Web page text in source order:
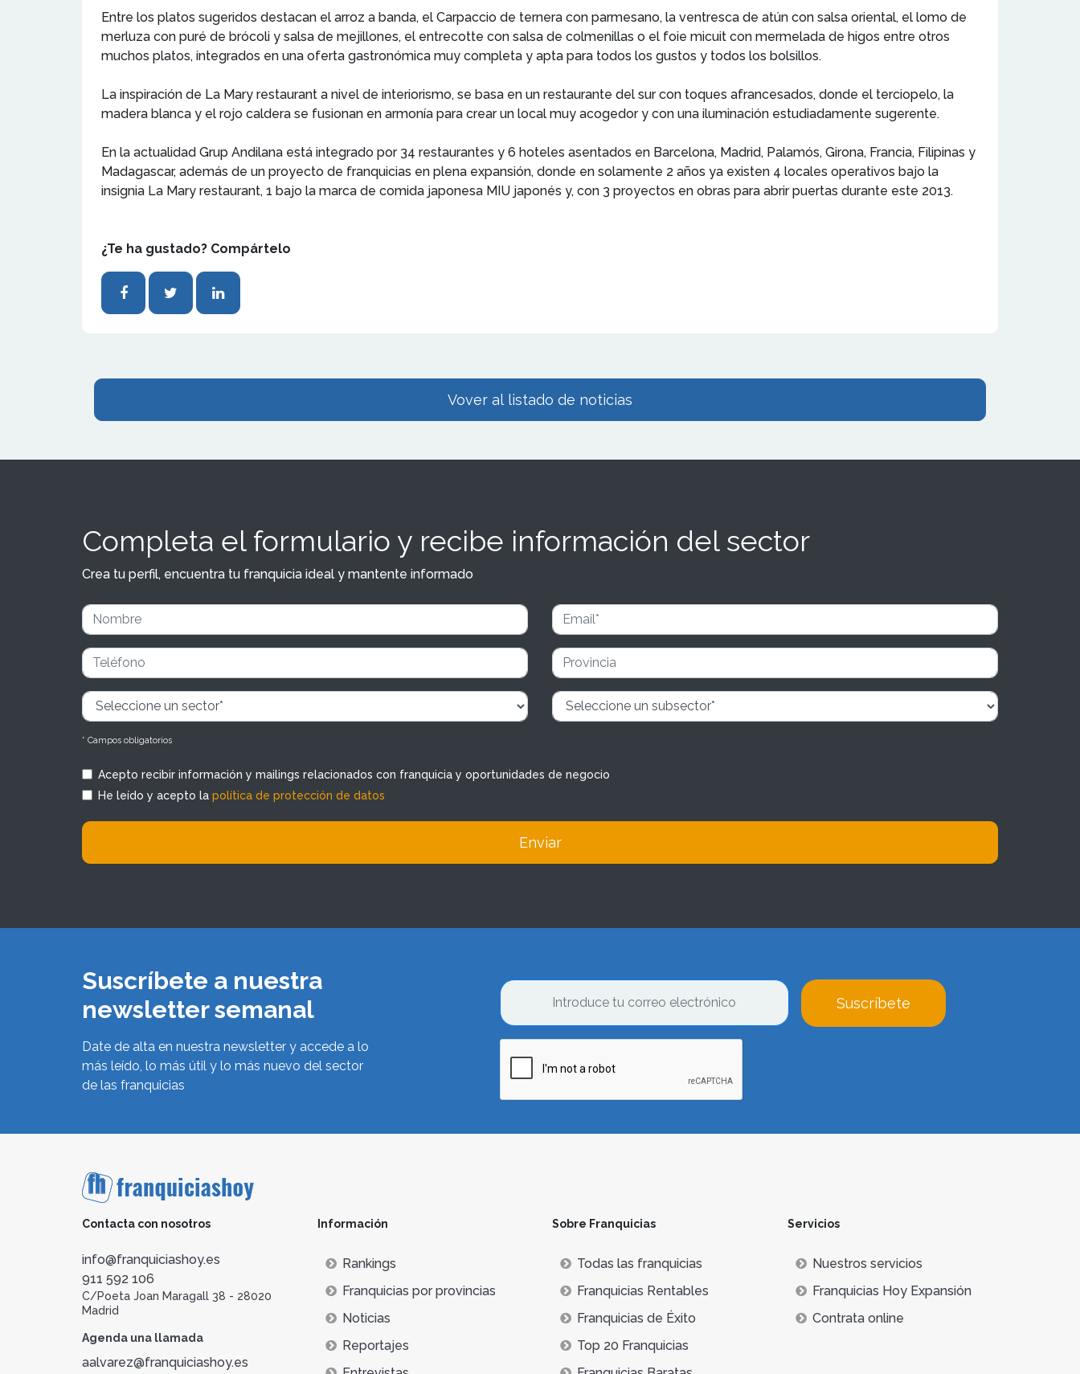
Entre los platos sugeridos destacan el arroz a banda, el Carpaccio de ternera con parmesano, la ventresca de atún con salsa oriental, el lomo de
merluza con puré de brócoli y salsa de mejillones, el entrecotte con salsa de colmenillas o el foie micuit con mermelada de higos entre otros
muchos platos, integrados en una oferta gastronómica muy completa y apta para todos los gustos y todos los bolsillos.
La inspiración de La Mary restaurant a nivel de interiorismo, se basa en un restaurante del sur con toques afrancesados, donde el terciopelo, la
madera blanca y el rojo caldera se fusionan en armonía para crear un local muy acogedor y con una iluminación estudiadamente sugerente.
En la actualidad Grup Andilana está integrado por 34 restaurantes y 6 hoteles asentados en Barcelona, Madrid, Palamós, Girona, Francia, Filipinas y
Madagascar, además de un proyecto de franquicias en plena expansión, donde en solamente 2 años ya existen 4 locales operativos bajo la
insignia La Mary restaurant, 1 bajo la marca de comida japonesa MIU japonés y, con 3 proyectos en obras para abrir puertas durante este 2013.
¿Te ha gustado? Compártelo
Vover al listado de noticias
Completa el formulario y recibe información del sector
Crea tu perfil, encuentra tu franquicia ideal y mantente informado
* Campos obligatorios
Acepto recibir información y mailings relacionados con franquicia y oportunidades de negocio
He leído y acepto la política de protección de datos
Enviar
Suscríbete a nuestra
newsletter semanal
Date de alta en nuestra newsletter y accede a lo
más leído, lo más útil y lo más nuevo del sector
de las franquicias
Suscríbete
Contacta con nosotros
info@franquiciashoy.es
911 592 106
C/Poeta Joan Maragall 38 - 28020
Madrid
Agenda una llamada
aalvarez@franquiciashoy.es
Información
Rankings
Franquicias por provincias
Noticias
Reportajes
Sobre Franquicias
Todas las franquicias
Franquicias Rentables
Franquicias de Éxito
Top 20 Franquicias
Servicios
Nuestros servicios
Franquicias Hoy Expansión
Contrata online